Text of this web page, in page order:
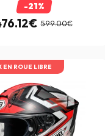
-21%
599.00€
EN ROUE LIBRE